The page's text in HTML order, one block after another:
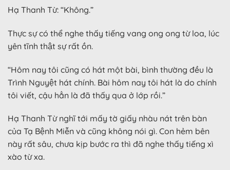
Hạ Thanh Từ: “Không.”
Thực sự có thể nghe thấy tiếng vang ong ong từ loa, lúc
yên tĩnh thật sự rất ồn.
“Hôm nay tôi cũng có hát một bài, bình thường đều là
Trình Nguyệt hát chính. Bài hôm nay tôi hát là do chính
tôi viết, cậu hẳn là đã thấy qua ở lớp rồi.”
Hạ Thanh Từ nghĩ tới mấy tờ giấy nhàu nát trên bàn
của Tạ Bệnh Miễn và cũng không nói gì. Con hẻm bên
này rất sâu, chưa kịp bước ra thì đã nghe thấy tiếng xì
xào từ xa.